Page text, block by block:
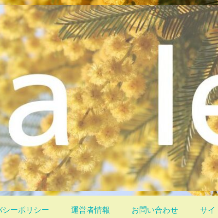
シーポリシー 運営者情報 お問い合わせ サイ